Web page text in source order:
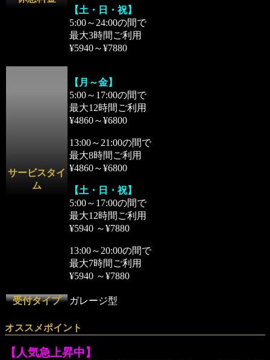
【土・日・祝】
5:00～24:00の間で
最大3時間ご利用
¥5940～¥7880
サービスタイ
ム
【月～金】
5:00～17:00の間で
最大12時間ご利用
¥4860～¥6800
13:00～21:00の間で
最大8時間ご利用
¥4860～¥6800
【土・日・祝】
5:00～17:00の間で
最大12時間ご利用
¥5940 ～¥7880
13:00～20:00の間で
最大7時間ご利用
¥5940 ～¥7880
受付タイプ ガレージ型
オススメポイント
【人気急上昇中】